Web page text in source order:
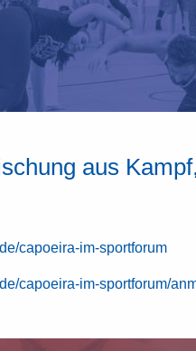
aus
capoeira-im-sportforum
capoeira-im-sportforum/